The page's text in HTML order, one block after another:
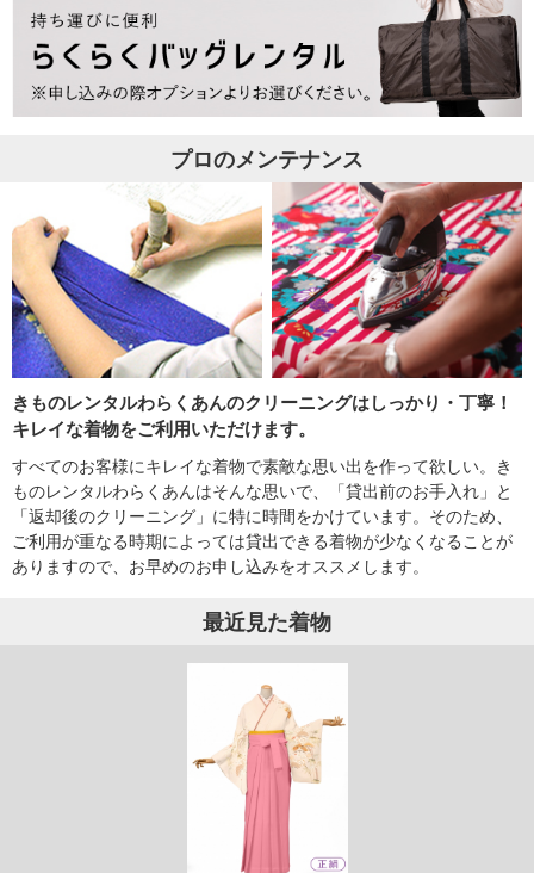
プロのメンテナンス
きものレンタルわらくあんのクリーニングはしっかり・丁寧！
キレイな着物をご利用いただけます。
すべてのお客様にキレイな着物で素敵な思い出を作って欲しい。き
ものレンタルわらくあんはそんな思いで、「貸出前のお手入れ」と
「返却後のクリーニング」に特に時間をかけています。そのため、
ご利用が重なる時期によっては貸出できる着物が少なくなることが
ありますので、お早めのお申し込みをオススメします。
最近見た着物